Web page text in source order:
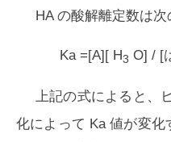
HA の酸解離定数は次
Ka =[A][ H3 O] / [
上記の式によると、
化によって Ka 値が変化